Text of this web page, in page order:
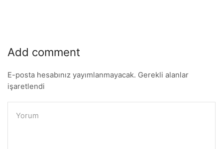
Add comment
E-posta hesabınız yayımlanmayacak. Gerekli alanlar
işaretlendi